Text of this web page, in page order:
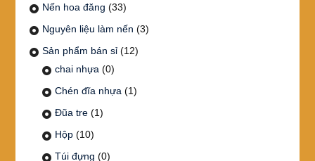
Nến hoa đăng (33)
Nguyên liệu làm nến (3)
Sản phẩm bán sỉ (12)
chai nhựa (0)
Chén đĩa nhựa (1)
Đũa tre (1)
Hộp (10)
Túi đựng (0)